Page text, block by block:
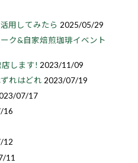
用してみたら 2025/05/29
ク&自家焙煎珈琲イベント
店します! 2023/11/09
れはどれ 2023/07/19
07/17
16
12
11